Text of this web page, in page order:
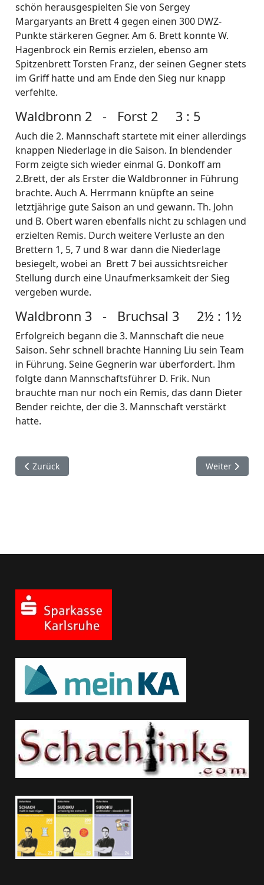
schön herausgespielten Sie von Sergey
Margaryants an Brett 4 gegen einen 300 DWZ-
Punkte stärkeren Gegner. Am 6. Brett konnte W.
Hagenbrock ein Remis erzielen, ebenso am
Spitzenbrett Torsten Franz, der seinen Gegner stets
im Griff hatte und am Ende den Sieg nur knapp
verfehlte.
Waldbronn 2 - Forst 2 3 : 5
Auch die 2. Mannschaft startete mit einer allerdings
knappen Niederlage in die Saison. In blendender
Form zeigte sich wieder einmal G. Donkoff am
2.Brett, der als Erster die Waldbronner in Führung
brachte. Auch A. Herrmann knüpfte an seine
letztjährige gute Saison an und gewann. Th. John
und B. Obert waren ebenfalls nicht zu schlagen und
erzielten Remis. Durch weitere Verluste an den
Brettern 1, 5, 7 und 8 war dann die Niederlage
besiegelt, wobei an Brett 7 bei aussichtsreicher
Stellung durch eine Unaufmerksamkeit der Sieg
vergeben wurde.
Waldbronn 3 - Bruchsal 3 2½ : 1½
Erfolgreich begann die 3. Mannschaft die neue
Saison. Sehr schnell brachte Hanning Liu sein Team
in Führung. Seine Gegnerin war überfordert. Ihm
folgte dann Mannschaftsführer D. Frik. Nun
brauchte man nur noch ein Remis, das dann Dieter
Bender reichte, der die 3. Mannschaft verstärkt
hatte.
Vorheriger Beitrag: Siebter Spieltag der Verbandsrunde 12/
Zurück Nächster
Weiter